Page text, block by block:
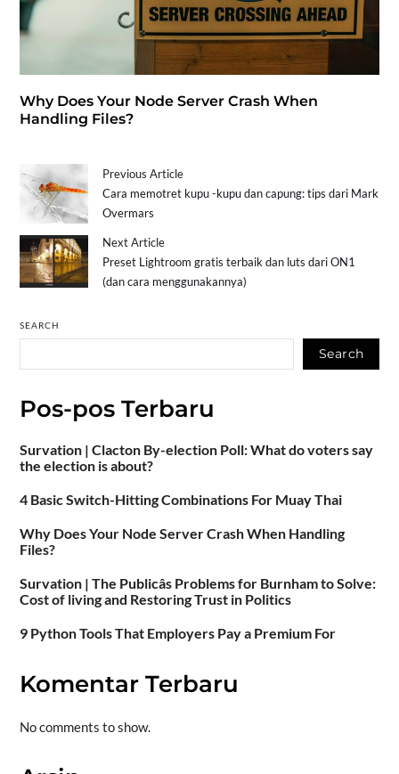
Why Does Your Node Server Crash When
Handling Files?
Previous Article
Cara memotret kupu -kupu dan capung: tips dari Mark
Overmars
Next Article
Preset Lightroom gratis terbaik dan luts dari ON1
(dan cara menggunakannya)
SEARCH
Search
Pos-pos Terbaru
Survation | Clacton By-election Poll: What do voters say
the election is about?
4 Basic Switch-Hitting Combinations For Muay Thai
Why Does Your Node Server Crash When Handling
Files?
Survation | The Publicâs Problems for Burnham to Solve:
Cost of living and Restoring Trust in Politics
9 Python Tools That Employers Pay a Premium For
Komentar Terbaru
No comments to show.